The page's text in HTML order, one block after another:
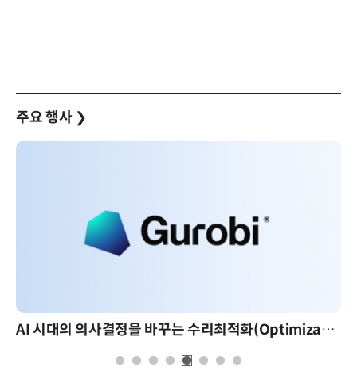
주요 행사 ❯
AI 시대의 의사결정을 바꾸는 수리최적화(Optimization): 실제 산업 적용 사례와 활용 전략